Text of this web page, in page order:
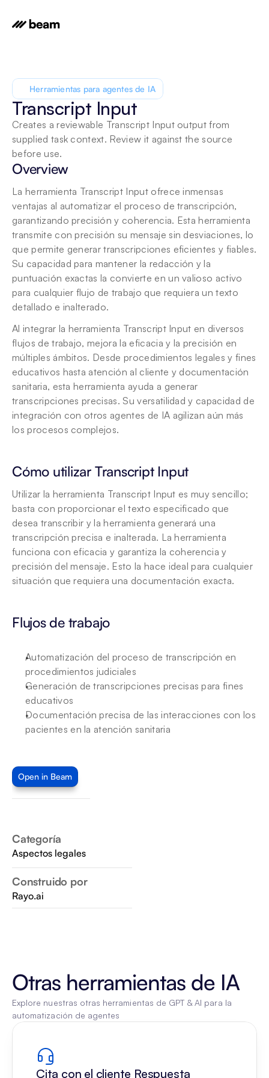
Open in Beam
Categoría
Aspectos legales
Construido por
Rayo.ai
Herramientas para agentes de IA
Transcript Input
Creates a reviewable Transcript Input output from
supplied task context. Review it against the source
before use.
Overview
La herramienta Transcript Input ofrece inmensas
ventajas al automatizar el proceso de transcripción,
garantizando precisión y coherencia. Esta herramienta
transmite con precisión su mensaje sin desviaciones, lo
que permite generar transcripciones eficientes y fiables.
Su capacidad para mantener la redacción y la
puntuación exactas la convierte en un valioso activo
para cualquier flujo de trabajo que requiera un texto
detallado e inalterado.
Al integrar la herramienta Transcript Input en diversos
flujos de trabajo, mejora la eficacia y la precisión en
múltiples ámbitos. Desde procedimientos legales y fines
educativos hasta atención al cliente y documentación
sanitaria, esta herramienta ayuda a generar
transcripciones precisas. Su versatilidad y capacidad de
integración con otros agentes de IA agilizan aún más
los procesos complejos.
Cómo utilizar Transcript Input
Utilizar la herramienta Transcript Input es muy sencillo;
basta con proporcionar el texto especificado que
desea transcribir y la herramienta generará una
transcripción precisa e inalterada. La herramienta
funciona con eficacia y garantiza la coherencia y
precisión del mensaje. Esto la hace ideal para cualquier
situación que requiera una documentación exacta.
Flujos de trabajo
Automatización del proceso de transcripción en
procedimientos judiciales
Generación de transcripciones precisas para fines
educativos
Documentación precisa de las interacciones con los
pacientes en la atención sanitaria
Otras herramientas de IA
Explore nuestras otras herramientas de GPT & AI para la
automatización de agentes
Cita con el cliente Respuesta